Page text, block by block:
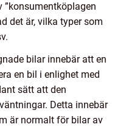
”konsumentköplagen
det är, vilka typer som
bilar innebär att en
en bil i enlighet med
sätt att den
Detta innebär
är normalt för bilar av